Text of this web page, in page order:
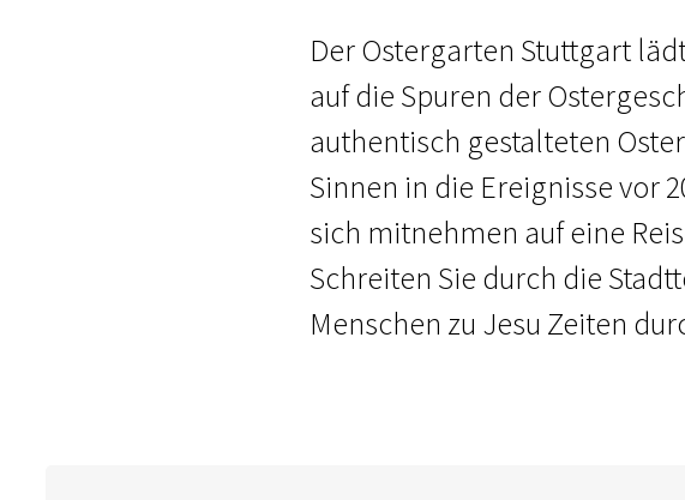
Der Ostergarten Stuttgart
auf die Spuren der
authentisch gestalteten
Sinnen in die Ereignisse vor
sich mitnehmen auf eine
Schreiten Sie durch die
Menschen zu Jesu Zeiten